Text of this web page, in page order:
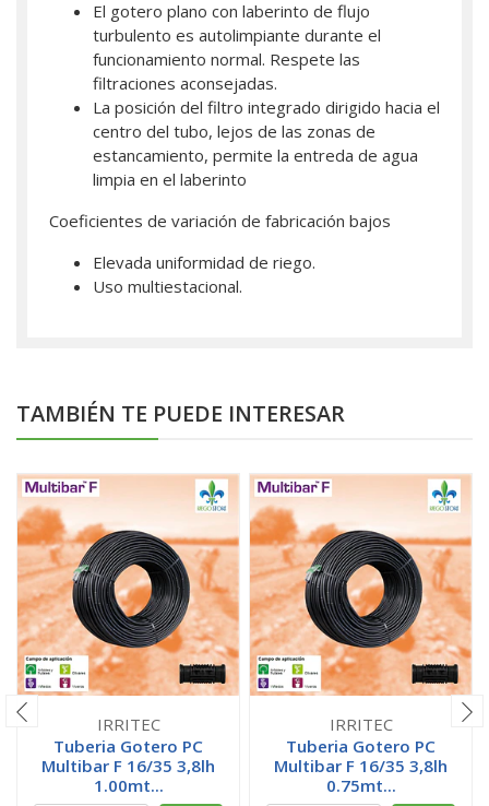
El gotero plano con laberinto de flujo
turbulento es autolimpiante durante el
funcionamiento normal. Respete las
filtraciones aconsejadas.
La posición del filtro integrado dirigido hacia el
centro del tubo, lejos de las zonas de
estancamiento, permite la entreda de agua
limpia en el laberinto
Coeficientes de variación de fabricación bajos
Elevada uniformidad de riego.
Uso multiestacional.
TAMBIÉN TE PUEDE INTERESAR
IRRITEC
Tuberia Gotero PC
Multibar F 16/35 3,8lh
1.00mt...
IRRITEC
Tuberia Gotero PC
Multibar F 16/35 3,8lh
0.75mt...